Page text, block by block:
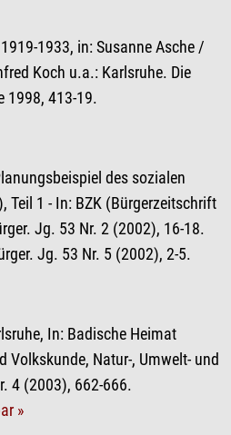
1933, in: Susanne Asche /
Koch u.a.: Karlsruhe. Die
1998, 413-19.
des sozialen
1 - In: BZK (Bürgerzeitschrift
Jg. 53 Nr. 2 (2002), 16-18.
Jg. 53 Nr. 5 (2002), 2-5.
In: Badische Heimat
Volkskunde, Natur-, Umwelt- und
4 (2003), 662-666.
»